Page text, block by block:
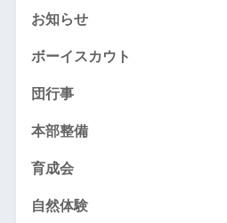
お知らせ
ボーイスカウト
団行事
本部整備
育成会
自然体験